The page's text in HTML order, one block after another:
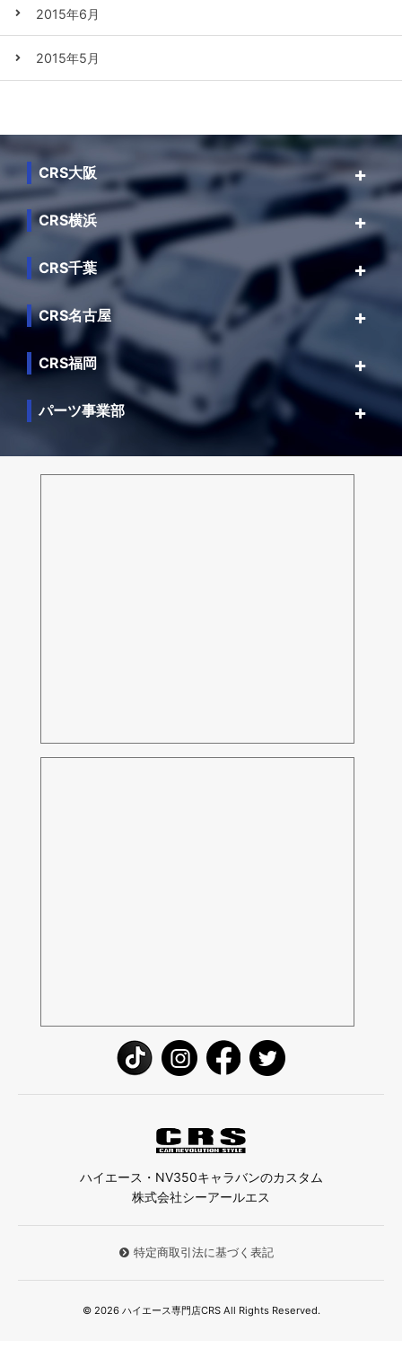
2015年6月
2015年5月
CRS大阪
CRS横浜
CRS千葉
CRS名古屋
CRS福岡
パーツ事業部
ハイエース・NV350キャラバンのカスタム
株式会社シーアールエス
特定商取引法に基づく表記
© 2026 ハイエース専門店CRS All Rights Reserved.